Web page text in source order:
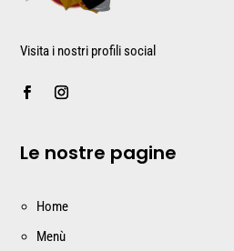
Visita i nostri profili social
Le nostre pagine
Home
Menù